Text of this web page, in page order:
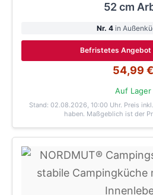
52 cm
Nr. 4 in
Befristetes Angebot
54,99 €
Auf Lager
Stand: 02.08.2026, 10:00 Uhr. Preis
haben. Maßgeblich ist der